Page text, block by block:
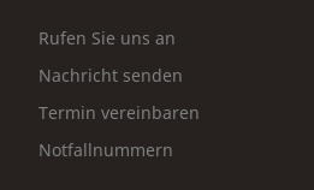
Rufen Sie uns an
Nachricht senden
Termin vereinbaren
Notfallnummern